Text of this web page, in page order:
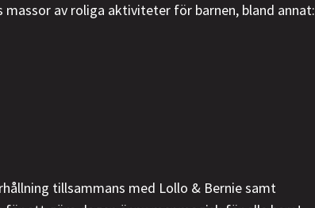
av roliga aktiviteter för barnen, bland annat:
tillsammans med Lollo & Bernie samt